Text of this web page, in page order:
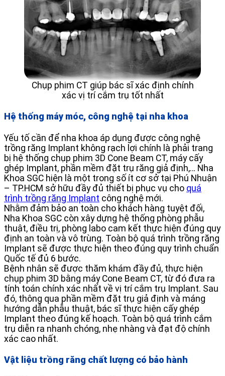
Chụp phim CT giúp bác sĩ xác định chính
xác vị trí cắm trụ tốt nhất
Hệ thống máy móc, công nghệ tại nha khoa
Yếu tố cần để nha khoa áp dụng được công nghệ
trồng răng Implant không rạch lợi chính là phải trang
bị hệ thống chụp phim 3D Cone Beam CT, máy cấy
ghép Implant, phần mềm đặt trụ răng giả định,… Nha
Khoa SGC hiện là một trong số ít cơ sở tại Phú Nhuận
– TP.HCM sở hữu đầy đủ thiết bị phục vụ cho quá
trình trồng răng Implant công nghệ mới.
Nhằm đảm bảo an toàn cho khách hàng tuyệt đối,
Nha Khoa SGC còn xây dựng hệ thống phòng phẫu
thuật, điều trị, phòng labo cam kết thực hiện đúng quy
định an toàn và vô trùng. Toàn bộ quá trình trồng răng
Implant sẽ được thực hiện theo đúng quy trình chuẩn
Quốc tế đủ 6 bước.
Bệnh nhân sẽ được thăm khám đầy đủ, thực hiện
chụp phim 3D bằng máy Cone Beam CT, từ đó đưa ra
tính toán chính xác nhất về vị trí cắm trụ Implant. Sau
đó, thông qua phần mềm đặt trụ giả định và máng
hướng dẫn phẫu thuật, bác sĩ thực hiện cấy ghép
Implant theo đúng kế hoạch. Toàn bộ quá trình cắm
trụ diễn ra nhanh chóng, nhẹ nhàng và đạt độ chính
xác cao nhất.
Vật liệu trồng răng chất lượng có bảo hành